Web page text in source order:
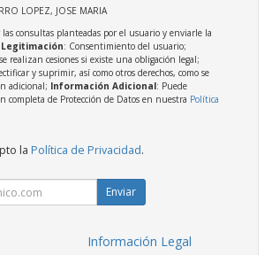
LOPEZ, JOSE MARIA
las consultas planteadas por el usuario y enviarle la
Legitimación: Consentimiento del usuario;
realizan cesiones si existe una obligación legal;
y suprimir, así como otros derechos, como se
adicional; Información Adicional: Puede
completa de Protección de Datos en nuestra Política
la Política de Privacidad.
Enviar
Información Legal